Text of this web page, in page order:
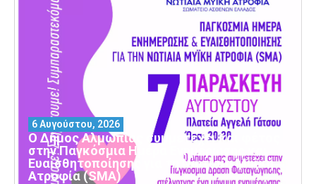
Ο Δήμος Αλμωπίας συμμετέχει και φέτος
στην Παγκόσμια Ημέρα Ενημέρωσης και
Ευαισθητοποίησης για τη Νωτιαία Μυϊκή
Ατροφία (SMA)
6 Αυγούστου, 2026